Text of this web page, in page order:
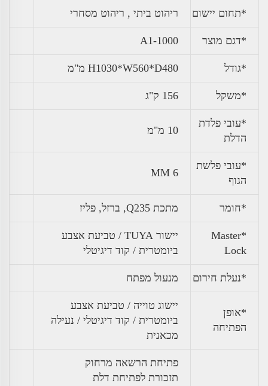
*תחום יישום ריהוט ביתי , ריהוט מסחרי
*דגם מוצר A1-1000
*גודל H1030*W560*D480 מ"מ
*משקל 156 ק"ג
*עובי פלדת
הדלת
10 מ"מ
*עובי פלשת
הגוף
6 MM
*חומר מתכת Q235, ברזל, פליז
*Master
Lock
יישור TUYA / טביעת אצבע
ביומטרית / קוד דיגיטלי
*נעלת חירום מנעול מפתח
*אופן
הפתיחה
יישוג טוייה / טביעת אצבע
ביומטרית / קוד דיגיטלי / נעילה
מכאנית
פתיחת הרשאה מרחוק
תזכורת לפתיחת דלת